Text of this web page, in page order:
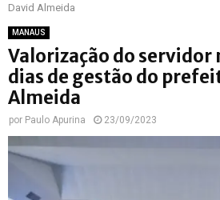
David Almeida
MANAUS
Valorização do servidor
dias de gestão do
Almeida
por Paulo Apurina 23/09/2023